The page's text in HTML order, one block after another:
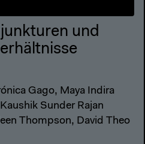
und
Gago, Maya Indira
Sunder Rajan
Thompson, David Theo